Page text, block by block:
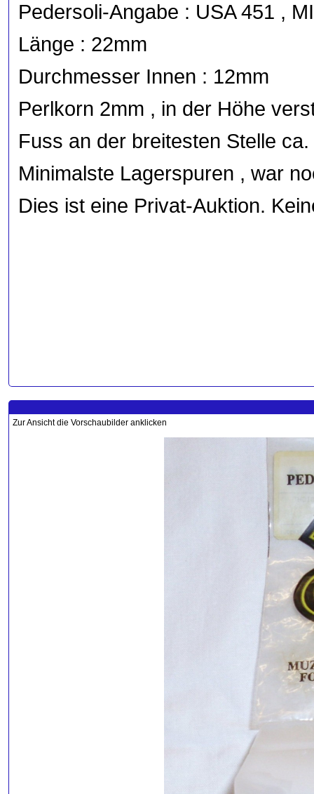
Pedersoli-Angabe : USA 451 ,
Länge : 22mm
Durchmesser Innen : 12mm
Perlkorn 2mm , in der Höhe
Fuss an der breitesten Stelle
Minimalste Lagerspuren , war
Dies ist eine Privat-Auktion.
Zur Ansicht die Vorschaubilder anklicken